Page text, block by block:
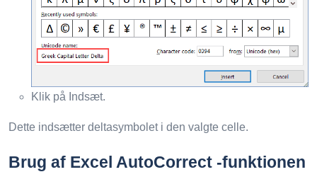
Klik på Indsæt.
Dette indsætter deltasymbolet i den valgte celle.
Brug af Excel AutoCorrect -funktionen